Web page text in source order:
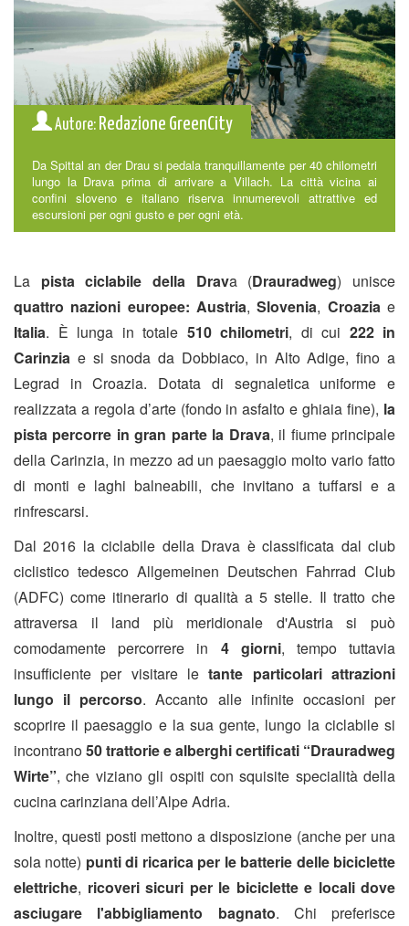
Autore: Redazione GreenCity
Da Spittal an der Drau si pedala tranquillamente per 40 chilometri
lungo la Drava prima di arrivare a Villach. La città vicina ai
confini sloveno e italiano riserva innumerevoli attrattive ed
escursioni per ogni gusto e per ogni età.
La pista ciclabile della Drava (Drauradweg) unisce
quattro nazioni europee: Austria, Slovenia, Croazia e
Italia. È lunga in totale 510 chilometri, di cui 222 in
Carinzia e si snoda da Dobbiaco, in Alto Adige, fino a
Legrad in Croazia. Dotata di segnaletica uniforme e
realizzata a regola d’arte (fondo in asfalto e ghiaia fine), la
pista percorre in gran parte la Drava, il fiume principale
della Carinzia, in mezzo ad un paesaggio molto vario fatto
di monti e laghi balneabili, che invitano a tuffarsi e a
rinfrescarsi.
Dal 2016 la ciclabile della Drava è classificata dal club
ciclistico tedesco Allgemeinen Deutschen Fahrrad Club
(ADFC) come itinerario di qualità a 5 stelle. Il tratto che
attraversa il land più meridionale d'Austria si può
comodamente percorrere in
4 giorni, tempo tuttavia
insufficiente per visitare le tante particolari attrazioni
lungo il percorso. Accanto alle infinite occasioni per
scoprire il paesaggio e la sua gente, lungo la ciclabile si
incontrano50 trattorie e alberghi certificati “Drauradweg
Wirte”, che viziano gli ospiti con squisite specialità della
cucina carinziana dell’Alpe Adria.
Inoltre, questi posti mettono a disposizione (anche per una
sola notte) punti di ricarica per le batterie delle biciclette
elettriche, ricoveri sicuri per le biciclette e locali dove
asciugare l'abbigliamento bagnato. Chi preferisce